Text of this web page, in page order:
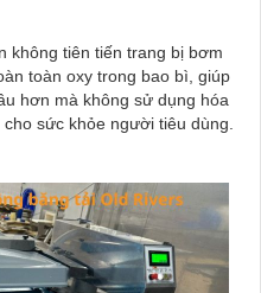
không tiên tiến trang bị bơm
toàn oxy trong bao bì, giúp
hơn mà không sử dụng hóa
sức khỏe người tiêu dùng.